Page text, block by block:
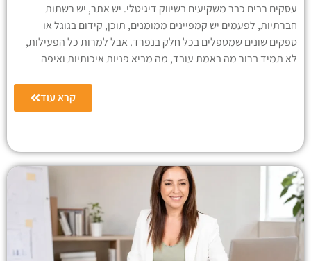
עסקים רבים כבר משקיעים בשיווק דיגיטלי. יש אתר, יש רשתות
חברתיות, לפעמים יש קמפיינים ממומנים, תוכן, קידום בגוגל או
ספקים שונים שמטפלים בכל חלק בנפרד. אבל למרות כל הפעילות,
לא תמיד ברור מה באמת עובד, מה מביא פניות איכותיות ואיפה
קרא עוד